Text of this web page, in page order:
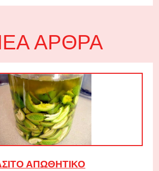
ΆΡΘΡΑ
ΑΠΩΘΗΤΙΚΌ